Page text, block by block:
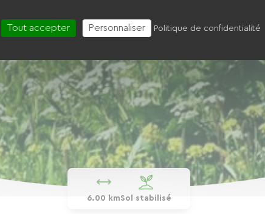
6.00 kmSol stabilisé
Tout accepter Personnaliser Politique de confidentialité